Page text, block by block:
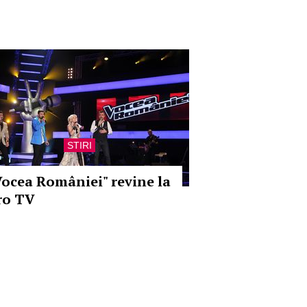
STIRI
României" revine la
TV